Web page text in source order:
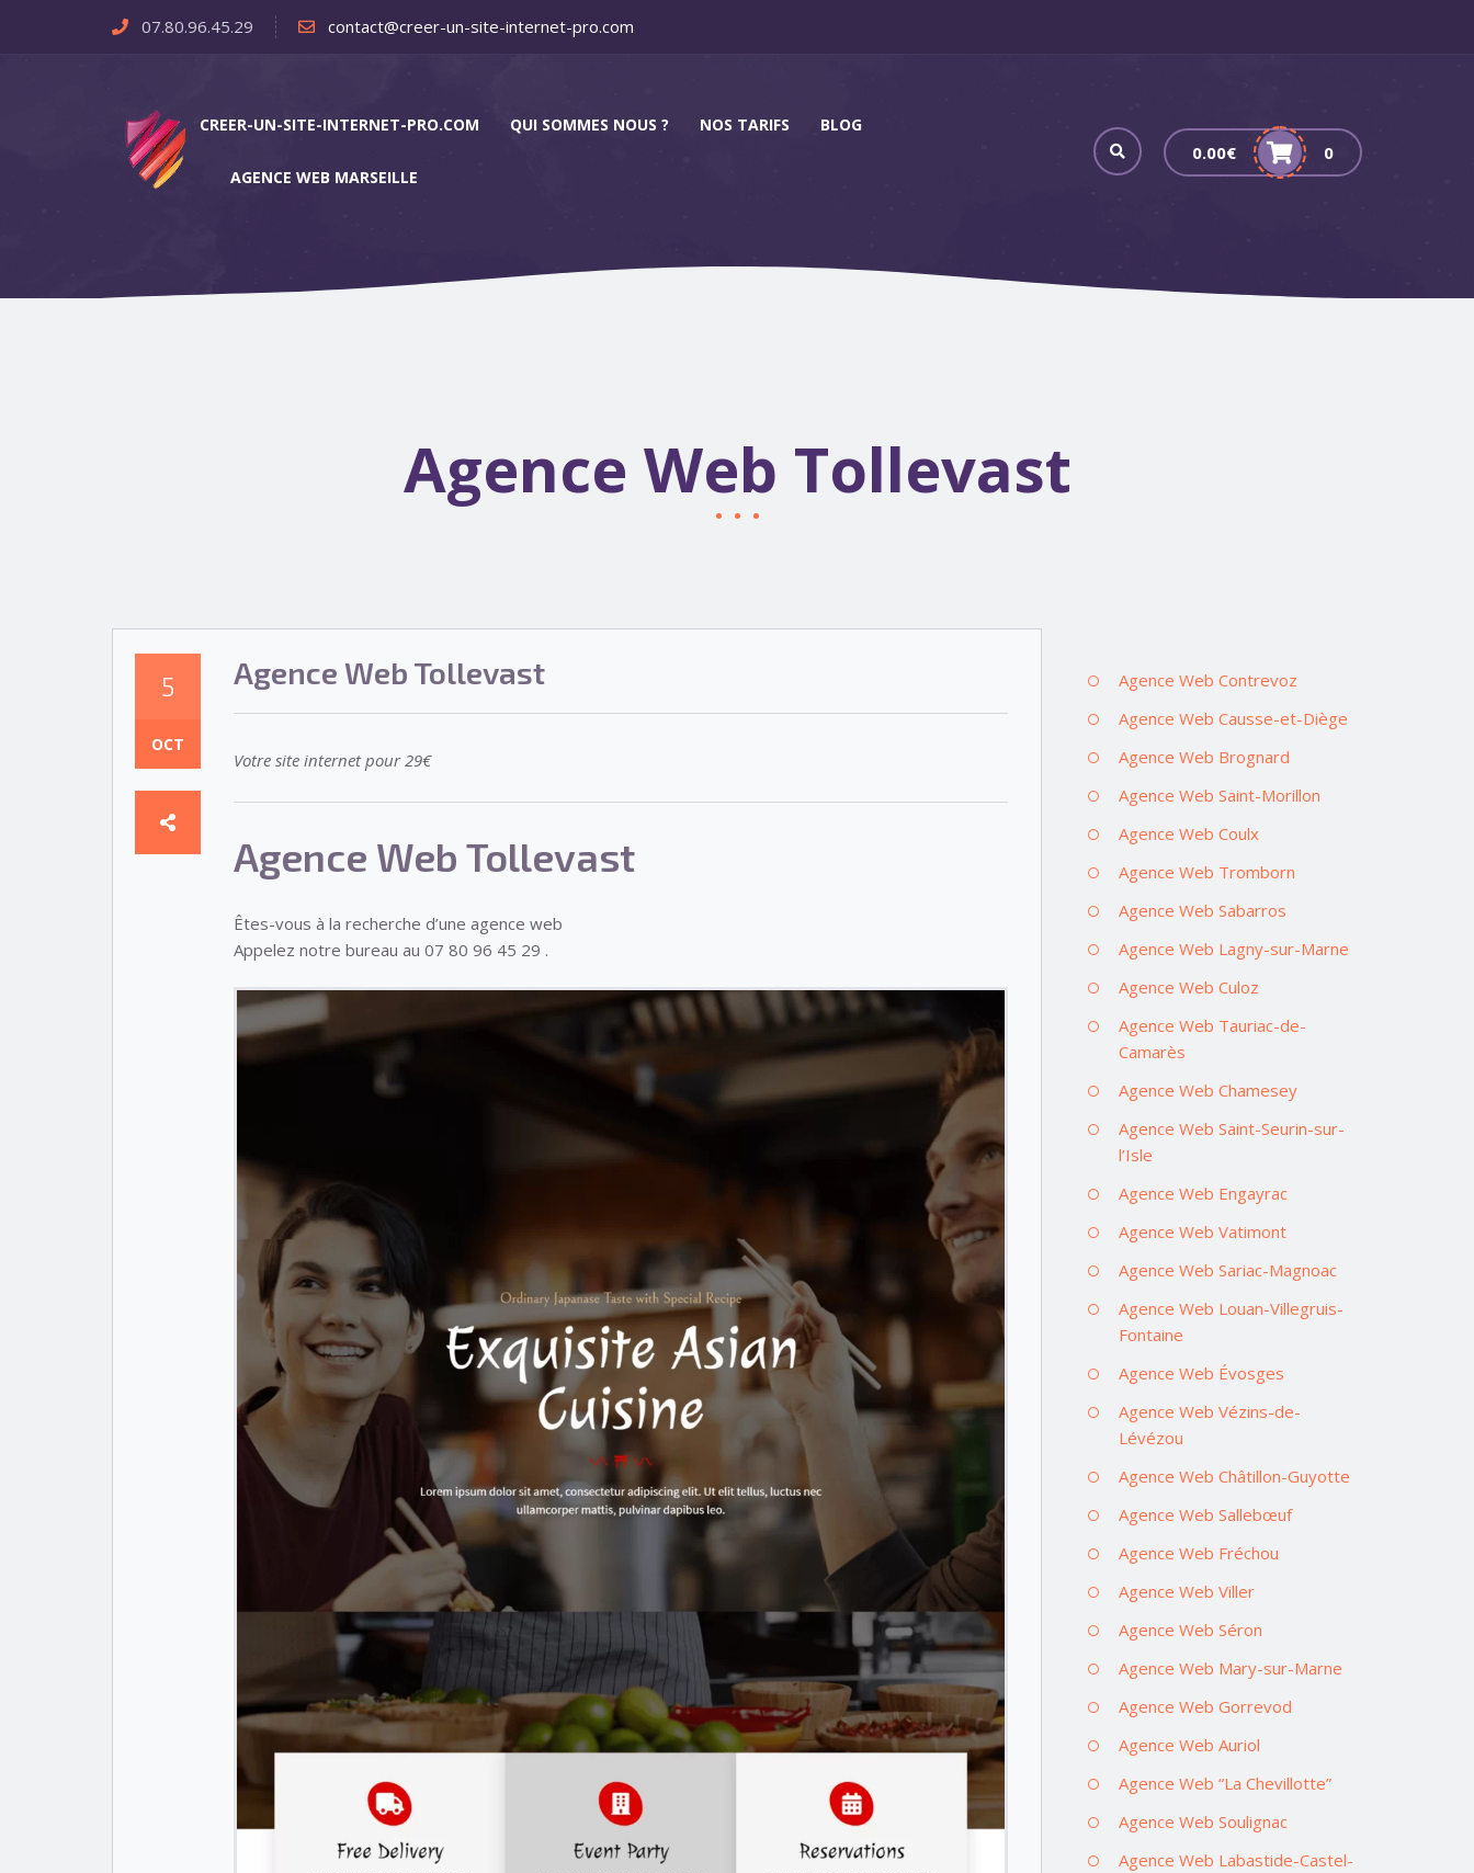
07.80.96.45.29 contact@creer-un-site-internet-pro.com
CREER-UN-SITE-INTERNET-PRO.COM QUI SOMMES NOUS ? NOS TARIFS BLOG
AGENCE WEB MARSEILLE
0.00€ 0
Agence Web Tollevast
5
OCT
Agence Web Tollevast
Votre site internet pour 29€
Agence Web Tollevast
Êtes-vous à la recherche d’une agence web
Appelez notre bureau au 07 80 96 45 29 .
Agence Web Contrevoz
Agence Web Causse-et-Diège
Agence Web Brognard
Agence Web Saint-Morillon
Agence Web Coulx
Agence Web Tromborn
Agence Web Sabarros
Agence Web Lagny-sur-Marne
Agence Web Culoz
Agence Web Tauriac-de-
Camarès
Agence Web Chamesey
Agence Web Saint-Seurin-sur-
l’Isle
Agence Web Engayrac
Agence Web Vatimont
Agence Web Sariac-Magnoac
Agence Web Louan-Villegruis-
Fontaine
Agence Web Évosges
Agence Web Vézins-de-
Lévézou
Agence Web Châtillon-Guyotte
Agence Web Sallebœuf
Agence Web Fréchou
Agence Web Viller
Agence Web Séron
Agence Web Mary-sur-Marne
Agence Web Gorrevod
Agence Web Auriol
Agence Web “La Chevillotte”
Agence Web Soulignac
Agence Web Labastide-Castel-